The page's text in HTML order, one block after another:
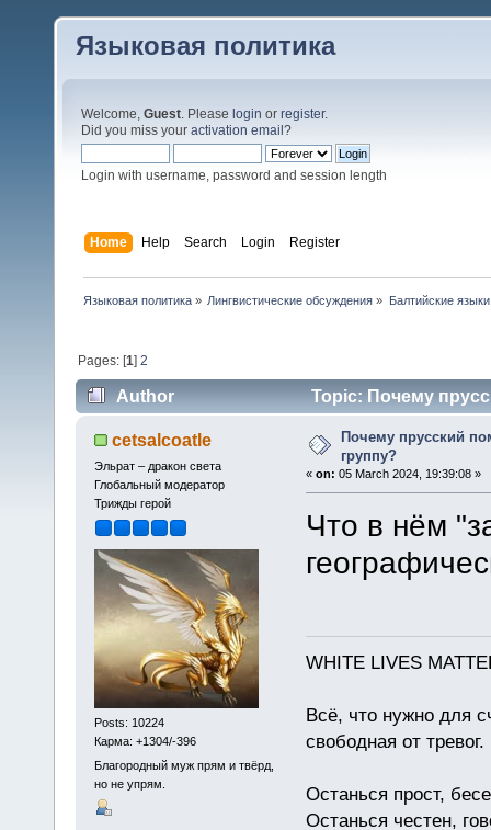
Языковая политика
Welcome, Guest. Please login or register.
Did you miss your activation email ?
Login with username, password and session length
Home Help Search Login Register
Языковая политика» Лингвистические обсуждения » Балтийские языки
Pages: [1]2
Author Topic: Почему
cetsalcoatle
Эльрат – дракон света
Глобальный модератор
Трижды герой
Posts: 10224
Карма: +1304/-396
Благородный муж прям и твёрд,
но не упрям.
Почему прусский
группу?
« on: 05 March 2024, 19:39:08 »
Что в нём
WHITE LIVES
Всё, что нужно для
свободная от
Останься прост,
Останься честен,